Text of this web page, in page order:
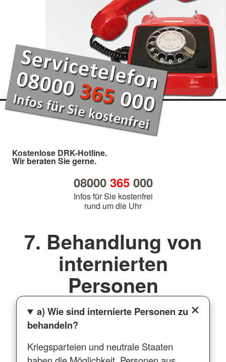
Kostenlose DRK-Hotline.
Wir beraten Sie gerne.
08000 365000
Infos für Sie kostenfrei
rund um die Uhr
7. Behandlung von
internierten
Personen
a) Wie sind internierte Personen zu
behandeln?
Kriegsparteien und neutrale Staaten